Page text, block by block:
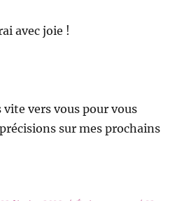
avec joie !
vite vers vous pour vous
sur mes prochains